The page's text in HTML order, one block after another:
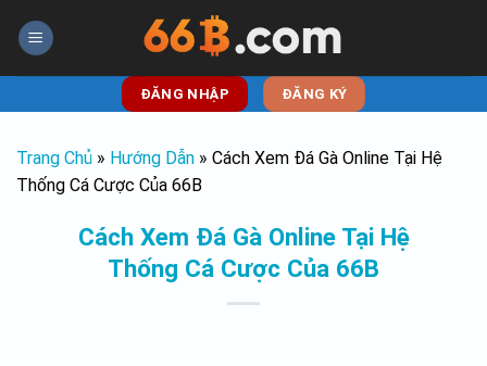
ĐĂNG NHẬP ĐĂNG KÝ
Trang Chủ » Hướng Dẫn » Cách Xem Đá Gà Online Tại Hệ
Thống Cá Cược Của 66B
Cách Xem Đá Gà Online Tại Hệ
Thống Cá Cược Của 66B